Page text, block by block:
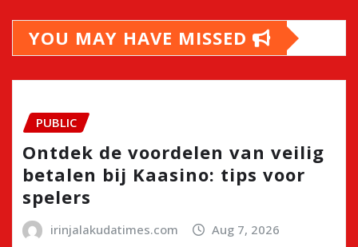
YOU MAY HAVE MISSED
PUBLIC
Ontdek de voordelen van veilig
betalen bij Kaasino: tips voor
spelers
irinjalakudatimes.com Aug 7, 2026